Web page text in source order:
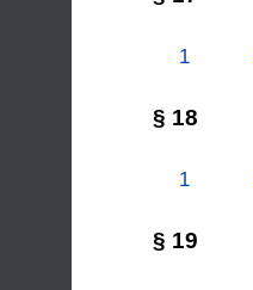
1
§ 18
1
§ 19